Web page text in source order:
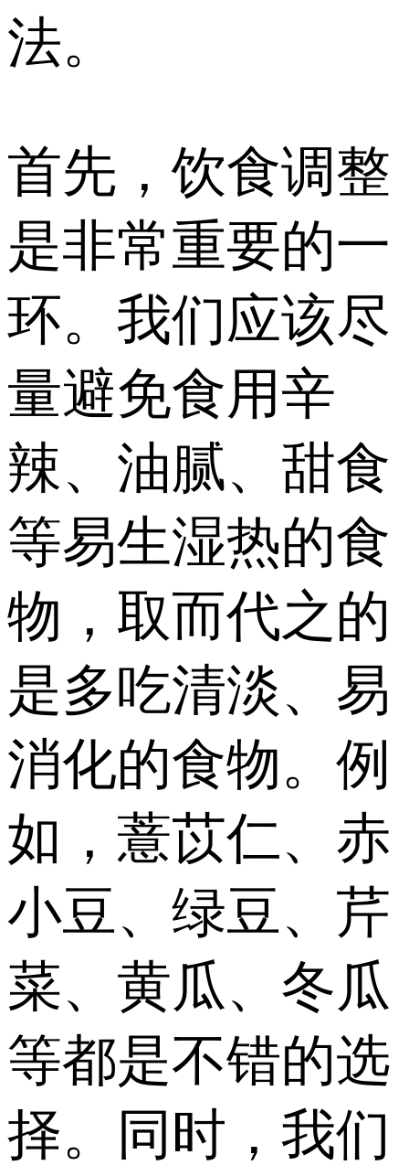
法。
首先，饮食调整
是非常重要的一
环。我们应该尽
量避免食用辛
辣、油腻、甜食
等易生湿热的食
物，取而代之的
是多吃清淡、易
消化的食物。例
如，薏苡仁、赤
小豆、绿豆、芹
菜、黄瓜、冬瓜
等都是不错的选
择。同时，我们